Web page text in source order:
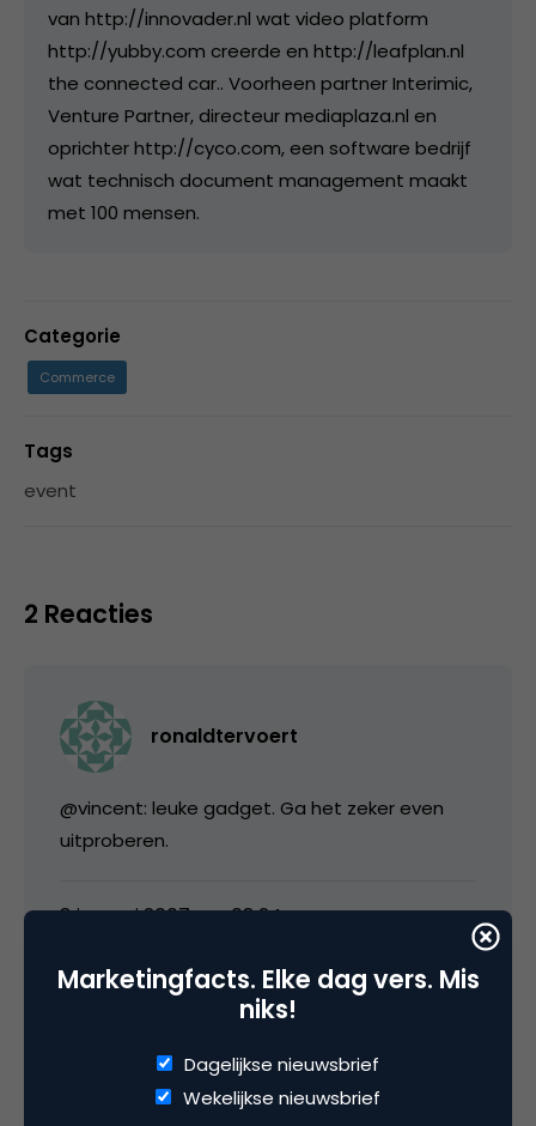
van http://innovader.nl wat video platform
http://yubby.com creerde en http://leafplan.nl
the connected car.. Voorheen partner Interimic,
Venture Partner, directeur mediaplaza.nl en
oprichter http://cyco.com, een software bedrijf
wat technisch document management maakt
met 100 mensen.
Categorie
Commerce
Tags
event
2 Reacties
ronaldtervoert
@vincent: leuke gadget. Ga het zeker even
uitproberen.
8 januari 2007 om 08:24
venturo
Marketingfacts. Elke dag vers. Mis
niks!
Dagelijkse nieuwsbrief
Wekelijkse nieuwsbrief